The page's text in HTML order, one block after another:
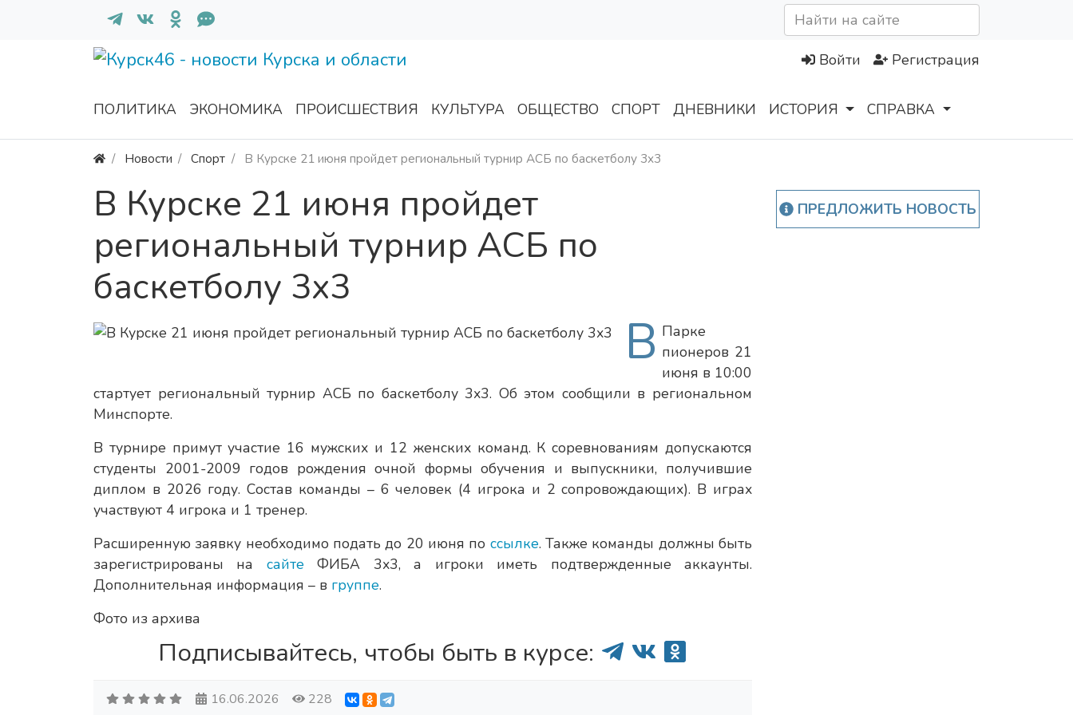
Войти Регистрация
ПОЛИТИКА ЭКОНОМИКА ПРОИСШЕСТВИЯ КУЛЬТУРА ОБЩЕСТВО СПОРТ ДНЕВНИКИ ИСТОРИЯ СПРАВКА
Новости Спорт В Курске 21 июня пройдет региональный турнир АСБ по баскетболу 3х3
В Курске 21 июня пройдет
региональный турнир АСБ по
баскетболу 3х3
В Парке
пионеров 21
июня в 10:00
стартует региональный турнир АСБ по баскетболу 3х3. Об этом сообщили в региональном
Минспорте.
В турнире примут участие 16 мужских и 12 женских команд. К соревнованиям допускаются
студенты 2001-2009 годов рождения очной формы обучения и выпускники, получившие
диплом в 2026 году. Состав команды – 6 человек (4 игрока и 2 сопровождающих). В играх
участвуют 4 игрока и 1 тренер.
Расширенную заявку необходимо подать до 20 июня по ссылке. Также команды должны быть
зарегистрированы на сайте ФИБА 3х3, а игроки иметь подтвержденные аккаунты.
Дополнительная информация – в группе.
Фото из архива
Подписывайтесь, чтобы быть в курсе:
16.06.2026 228
ПРЕДЛОЖИТЬ НОВОСТЬ